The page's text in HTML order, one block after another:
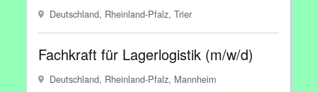
Deutschland, Rheinland-Pfalz, Trier
Fachkraft für Lagerlogistik (m/w/d)
Deutschland, Rheinland-Pfalz, Mannheim